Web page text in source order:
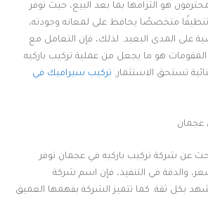
هو التزامها بما بعد البيع، حيث توفر
وتنظيفًا متخصصًا يحافظ على لمعانه وجودته،
على المدى البعيد. لذلك، فإن التعامل مع
هو ما يجعل من عملية تركيب باركيه
تستحق الاستثمار. تركيب سيراميك في
عجمان
عن شركة تركيب باركيه في عجمان توفر
والدقة في التنفيذ، فإن اسم شركة
بكل ثقة. كما تتميز الشركة بفهمها العميق